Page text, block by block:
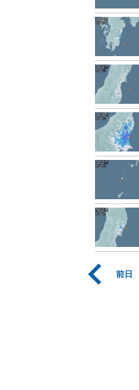
前日